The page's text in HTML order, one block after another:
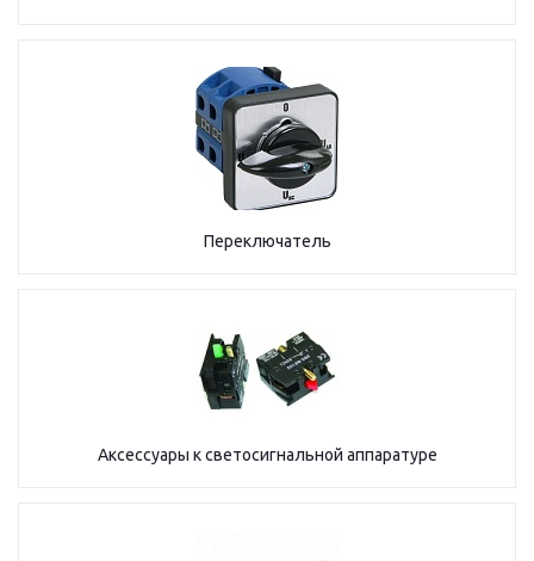
Переключатель
Аксессуары к светосигнальной аппаратуре